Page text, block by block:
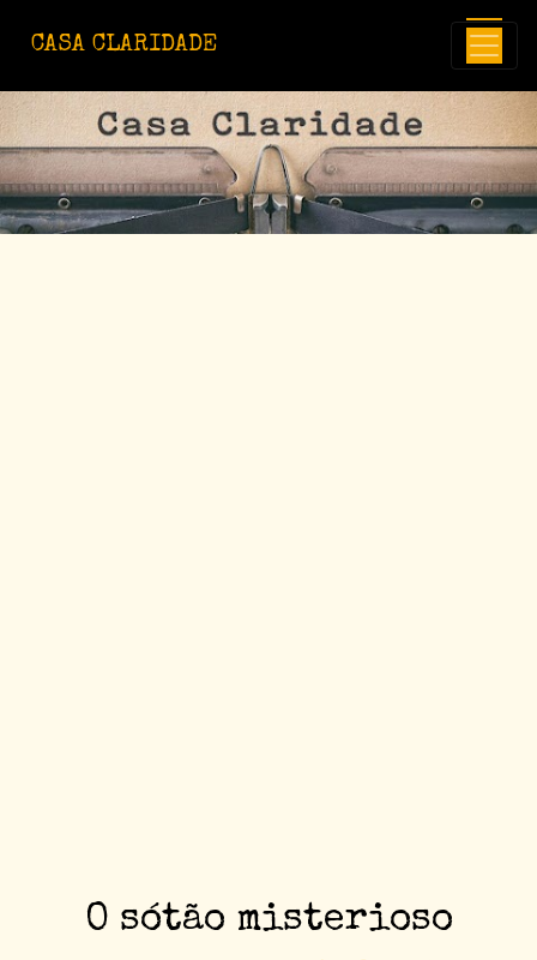
CASA CLARIDADE
O sótão misterioso